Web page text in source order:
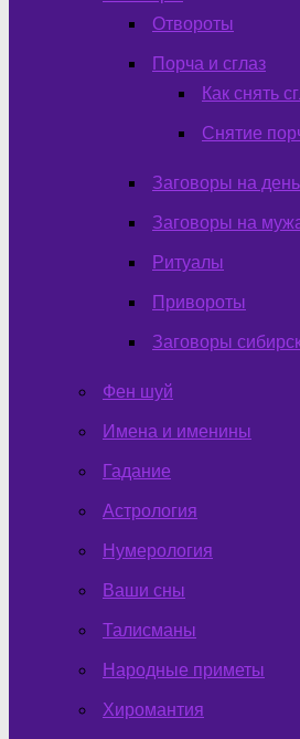
Отвороты
Порча и сглаз
Как снять
Снятие
Заговоры на
Заговоры на
Ритуалы
Привороты
Заговоры
Фен шуй
Имена и именины
Гадание
Астрология
Нумерология
Ваши сны
Талисманы
Народные приметы
Хиромантия